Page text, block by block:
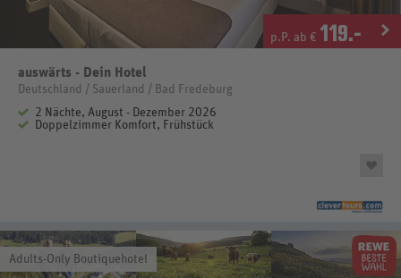
p.P. ab € 119.-
auswärts - Dein Hotel
Deutschland / Sauerland / Bad Fredeburg
2 Nächte, August - Dezember 2026
Doppelzimmer Komfort, Frühstück
Adults-Only Boutiquehotel